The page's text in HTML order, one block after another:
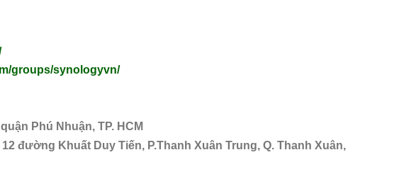
groups/synologyvn/
Phú Nhuận, TP. HCM
đường Khuất Duy Tiến, P.Thanh Xuân Trung, Q. Thanh Xuân,